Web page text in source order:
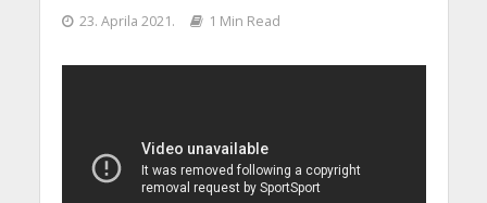
23. Aprila 2021. 1 Min Read